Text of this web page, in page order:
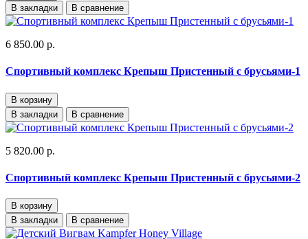
В закладки
В сравнение
6 850.00 р.
Спортивный комплекс Крепыш Пристенный с брусьями-1
В корзину
В закладки
В сравнение
5 820.00 р.
Спортивный комплекс Крепыш Пристенный с брусьями-2
В корзину
В закладки
В сравнение